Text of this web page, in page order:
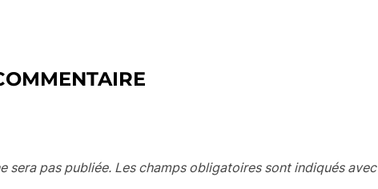
sera pas publiée. Les champs obligatoires sont indiqués avec